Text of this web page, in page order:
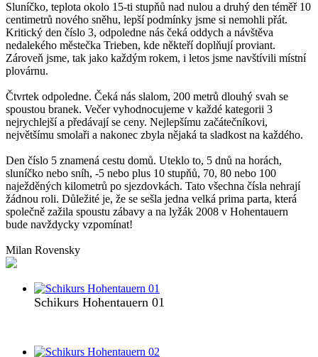
Sluníčko, teplota okolo 15-ti stupňů nad nulou a druhý den téměř 10
centimetrů nového sněhu, lepší podmínky jsme si nemohli přát.
Kritický den číslo 3, odpoledne nás čeká oddych a návštěva
nedalekého městečka Trieben, kde někteří doplňují proviant.
Zároveň jsme, tak jako každým rokem, i letos jsme navštívili místní
plovárnu.
Čtvrtek odpoledne. Čeká nás slalom, 200 metrů dlouhý svah se
spoustou branek. Večer vyhodnocujeme v každé kategorii 3
nejrychlejší a předávají se ceny. Nejlepšímu začátečníkovi,
největšímu smolaři a nakonec zbyla nějaká ta sladkost na každého.
Den číslo 5 znamená cestu domů. Uteklo to, 5 dnů na horách,
sluníčko nebo sníh, -5 nebo plus 10 stupňů, 70, 80 nebo 100
naježděných kilometrů po sjezdovkách. Tato všechna čísla nehrají
žádnou roli. Důležité je, že se sešla jedna velká prima parta, která
společně zažila spoustu zábavy a na lyžák 2008 v Hohentauern
bude navždycky vzpomínat!
Milan Rovensky
Schikurs Hohentauern 01